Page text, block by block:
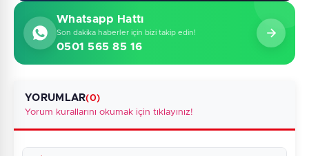
Whatsapp Hattı
Son dakika haberler için bizi takip edin!
0501 565 85 16
YORUMLAR(0)
Yorum kurallarını okumak için tıklayınız!